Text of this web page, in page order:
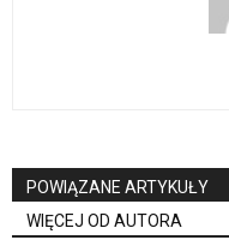
POWIĄZANE ARTYKUŁY
WIĘCEJ OD AUTORA